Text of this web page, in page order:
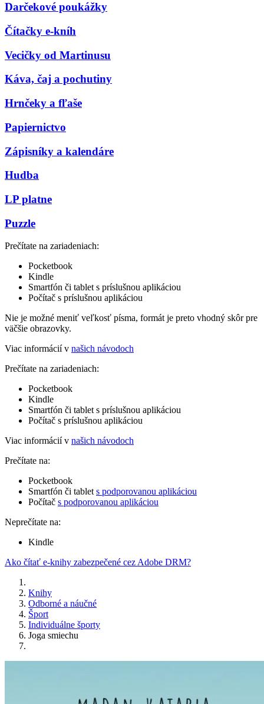
Darčekové poukážky
Čítačky e-kníh
Vecičky od Martinusu
Káva, čaj a pochutiny
Hrnčeky a fľaše
Papiernictvo
Zápisníky a kalendáre
Hudba
LP platne
Puzzle
Prečítate na zariadeniach:
Pocketbook
Kindle
Smartfón či tablet s príslušnou aplikáciou
Počítač s príslušnou aplikáciou
Nie je možné meniť veľkosť písma, formát je preto vhodný skôr pre
väčšie obrazovky.
Viac informácií v našich návodoch
Prečítate na zariadeniach:
Pocketbook
Kindle
Smartfón či tablet s príslušnou aplikáciou
Počítač s príslušnou aplikáciou
Viac informácií v našich návodoch
Prečítate na:
Pocketbook
Smartfón či tablet s podporovanou aplikáciou
Počítač s podporovanou aplikáciou
Neprečítate na:
Kindle
Ako čítať e-knihy zabezpečené cez Adobe DRM?
Knihy
Odborné a náučné
Šport
Individuálne športy
Joga smiechu